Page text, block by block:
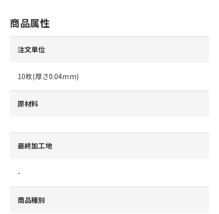
商品属性
注文単位
10枚(厚さ0.04mm)
原材料
最終加工地
-
商品種別